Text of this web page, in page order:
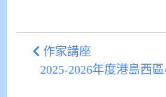
作家講座
2025-2026年度港島西